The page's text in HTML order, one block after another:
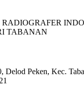
TABANAN
Delod Peken, Kec.